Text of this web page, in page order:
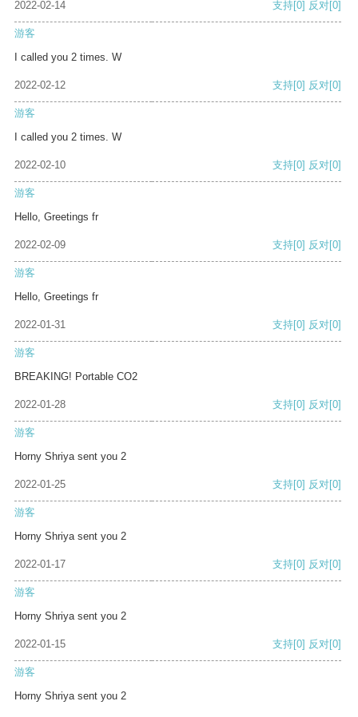
2022-02-14 支持[0] 反对[0]
游客
I called you 2 times. W
2022-02-12 支持[0] 反对[0]
游客
I called you 2 times. W
2022-02-10 支持[0] 反对[0]
游客
Hello, Greetings fr
2022-02-09 支持[0] 反对[0]
游客
Hello, Greetings fr
2022-01-31 支持[0] 反对[0]
游客
BREAKING! Portable CO2
2022-01-28 支持[0] 反对[0]
游客
Horny Shriya sent you 2
2022-01-25 支持[0] 反对[0]
游客
Horny Shriya sent you 2
2022-01-17 支持[0] 反对[0]
游客
Horny Shriya sent you 2
2022-01-15 支持[0] 反对[0]
游客
Horny Shriya sent you 2